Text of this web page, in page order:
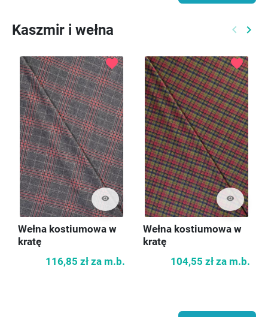
Kaszmir i wełna keyboard_arrow_left keyboard_arrow_right
visibility
favorite
Wełna kostiumowa w
kratę
116,85 zł za m.b.
visibility
favorite
Wełna kostiumowa w
kratę
104,55 zł za m.b.